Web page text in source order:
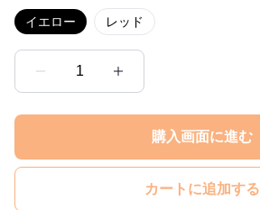
イエロー レッド
1
購入画面に進む
カートに追加する